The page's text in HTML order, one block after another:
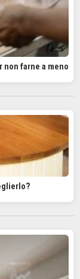
non farne a meno